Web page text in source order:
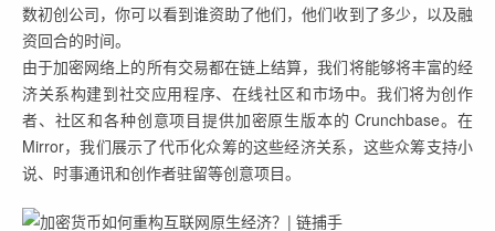
数初创公司，你可以看到谁资助了他们，他们收到了多少，以及融
资回合的时间。
由于加密网络上的所有交易都在链上结算，我们将能够将丰富的经
济关系构建到社交应用程序、在线社区和市场中。我们将为创作
者、社区和各种创意项目提供加密原生版本的 Crunchbase。在
Mirror，我们展示了代币化众筹的这些经济关系，这些众筹支持小
说、时事通讯和创作者驻留等创意项目。